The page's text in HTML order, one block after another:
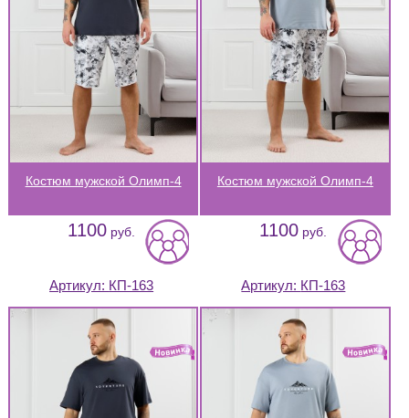
Костюм мужской Олимп-4
1100 руб.
Костюм мужской Олимп-4
1100 руб.
Артикул: КП-163 Артикул: КП-163